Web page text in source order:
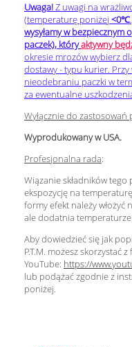
Uwaga!Z uwagi na
(temperaturę poniżej <0℃
wysyłamyw bezpiecznym
paczek), któryaktywny
okresie mrozów wybierz
dostawy - typu kurier.
nieodebraniu paczki w
za ewentualne
Wyłącznie do
Wyprodukowany w USA.
Profesjonalna rada:
Wiązanie składników
ekspozycję na
formy efekt należy włożyć
ale dodatnia
Aby dowiedzieć się jak
P.T.M. możesz skorzystać
YouTube: https://
lub podążać zgodnie z
poniżej.